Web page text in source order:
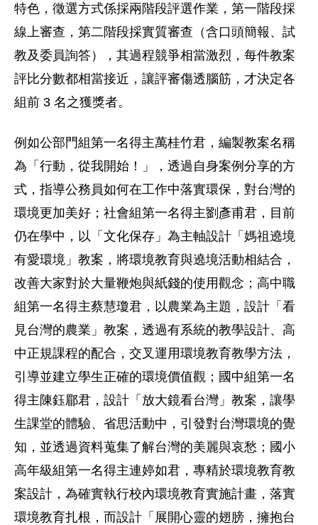
特色，徵選方式係採兩階段評選作業，第一階段採
線上審查，第二階段採實質審查（含口頭簡報、試
教及委員詢答），其過程競爭相當激烈，每件教案
評比分數都相當接近，讓評審傷透腦筋，才決定各
組前 3 名之獲獎者。
例如公部門組第一名得主萬桂竹君，編製教案名稱
為「行動，從我開始！」，透過自身案例分享的方
式，指導公務員如何在工作中落實環保，對台灣的
環境更加美好；社會組第一名得主劉彥甫君，目前
仍在學中，以「文化保存」為主軸設計「媽祖遶境
有愛環境」教案，將環境教育與遶境活動相結合，
改善大家對於大量鞭炮與紙錢的使用觀念；高中職
組第一名得主蔡慧瓊君，以農業為主題，設計「看
見台灣的農業」教案，透過有系統的教學設計、高
中正規課程的配合，交叉運用環境教育教學方法，
引導並建立學生正確的環境價值觀；國中組第一名
得主陳鈺郿君，設計「放大鏡看台灣」教案，讓學
生課堂的體驗、省思活動中，引發對台灣環境的覺
知，並透過資料蒐集了解台灣的美麗與哀愁；國小
高年級組第一名得主連婷如君，專精於環境教育教
案設計，為確實執行校內環境教育實施計畫，落實
環境教育扎根，而設計「展開心靈的翅膀，擁抱台